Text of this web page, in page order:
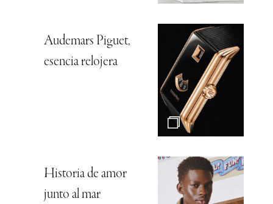
Audemars Piguet,
esencia relojera
Historia de amor
junto al mar